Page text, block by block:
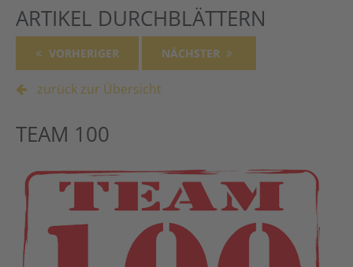
ARTIKEL DURCHBLÄTTERN
VORHERIGER NÄCHSTER
zurück zur Übersicht
TEAM 100